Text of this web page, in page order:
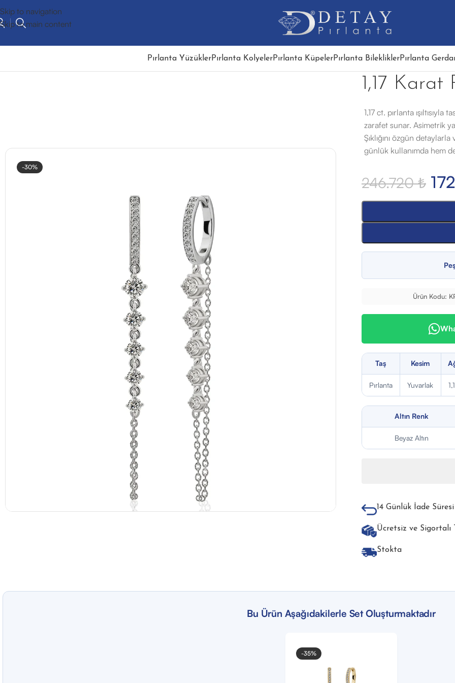
Skip to navigation
Skip to main content
Pırlanta YüzüklerPırlanta KolyelerPırlanta KüpelerPırlanta BilekliklerPırlanta
-30%
1,17 Karat
1,17 ct. pırlanta
zarafet sunar. Asimetrik
Şıklığını özgün
günlük kullanımda hem
246.720₺
Ürün Kodu:
Taş Kesim
Pırlanta Yuvarlak
Altın Renk
Beyaz Altın
14 Günlük İade Süresi
Ücretsiz ve Sigortalı
Stokta
Bu Ürün Aşağıdakilerle Set Oluşturmaktadır
-35%